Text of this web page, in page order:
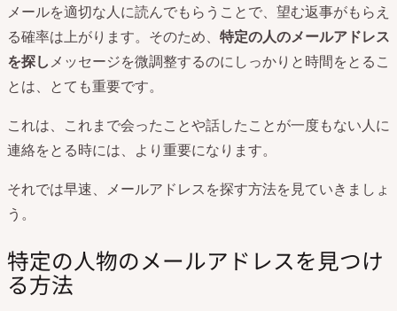
メールを適切な人に読んでもらうことで、望む返事がもらえ
る確率は上がります。そのため、 特定の人のメールアドレス
を探しメッセージを微調整するのにしっかりと時間をとるこ
とは、とても重要です。
これは、これまで会ったことや話したことが一度もない人に
連絡をとる時には、より重要になります。
それでは早速、メールアドレスを探す方法を見ていきましょ
う。
特定の人物のメールアドレスを見つけ
る方法